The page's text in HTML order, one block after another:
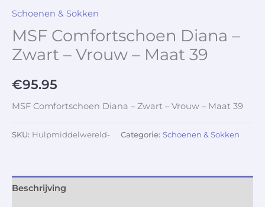
Schoenen & Sokken
MSF Comfortschoen Diana –
Zwart – Vrouw – Maat 39
€95.95
MSF Comfortschoen Diana – Zwart – Vrouw – Maat 39
SKU: Hulpmiddelwereld- Categorie: Schoenen & Sokken
Beschrijving